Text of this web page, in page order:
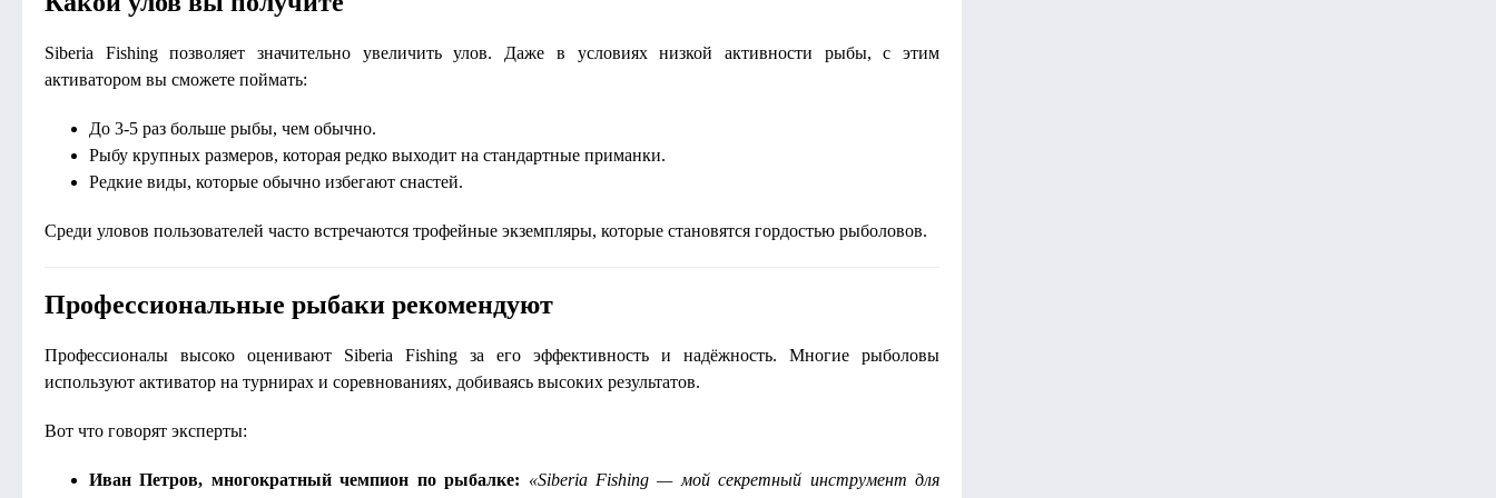
Siberia Fishing позволяет значительно увеличить улов. Даже в условиях низкой активности рыбы, с этим
активатором вы сможете поймать:
До 3-5 раз больше рыбы, чем обычно.
Рыбу крупных размеров, которая редко выходит на стандартные приманки.
Редкие виды, которые обычно избегают снастей.
Среди уловов пользователей часто встречаются трофейные экземпляры, которые становятся гордостью рыболовов.
Профессиональные рыбаки рекомендуют
Профессионалы высоко оценивают Siberia Fishing за его эффективность и надёжность. Многие рыболовы
используют активатор на турнирах и соревнованиях, добиваясь высоких результатов.
Вот что говорят эксперты:
Иван Петров, многократный чемпион по рыбалке: «Siberia Fishing — мой секретный инструмент для